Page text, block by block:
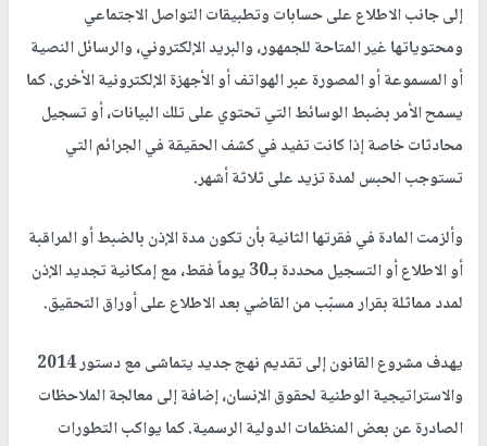
إلى جانب الاطلاع على حسابات وتطبيقات التواصل الاجتماعي
ومحتوياتها غير المتاحة للجمهور، والبريد الإلكتروني، والرسائل النصية
أو المسموعة أو المصورة عبر الهواتف أو الأجهزة الإلكترونية الأخرى. كما
يسمح الأمر بضبط الوسائط التي تحتوي على تلك البيانات، أو تسجيل
محادثات خاصة إذا كانت تفيد في كشف الحقيقة في الجرائم التي
تستوجب الحبس لمدة تزيد على ثلاثة أشهر.
وألزمت المادة في فقرتها الثانية بأن تكون مدة الإذن بالضبط أو المراقبة
أو الاطلاع أو التسجيل محددة بـ30 يوماً فقط، مع إمكانية تجديد الإذن
لمدد مماثلة بقرار مسبّب من القاضي بعد الاطلاع على أوراق التحقيق.
يهدف مشروع القانون إلى تقديم نهج جديد يتماشى مع دستور 2014
والاستراتيجية الوطنية لحقوق الإنسان، إضافة إلى معالجة الملاحظات
الصادرة عن بعض المنظمات الدولية الرسمية. كما يواكب التطورات